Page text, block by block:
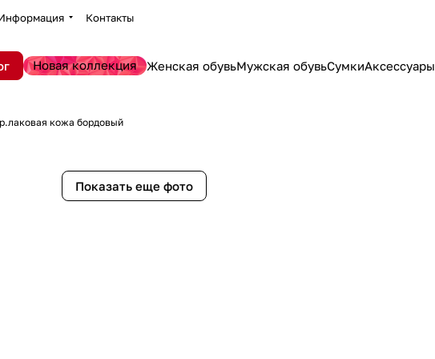
Контакты
Новая коллекция Женская обувьМужская обувьСумкиАксессуары
кожа бордовый
Показать еще фото